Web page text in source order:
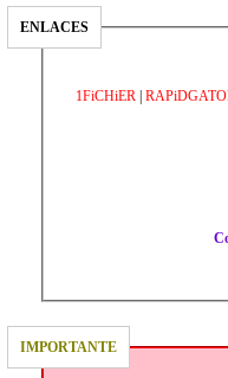
ENLACES
1FiCHiER
IMPORTANTE